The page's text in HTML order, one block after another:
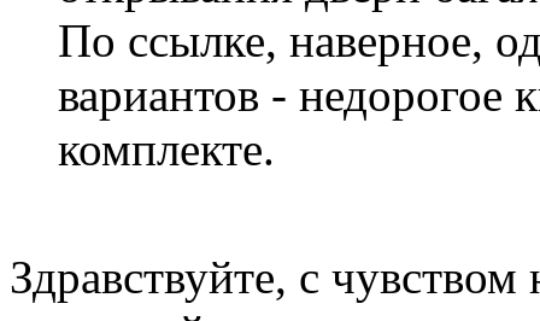
По ссылке, наверное,
вариантов - недорогое
комплекте.
Здравствуйте, с